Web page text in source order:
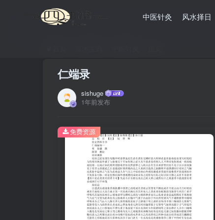
中医针灸 风水择日
仁端录
sishuge
1年前发布
免费资源